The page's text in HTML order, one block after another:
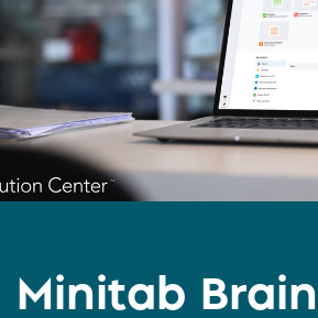
Minitab